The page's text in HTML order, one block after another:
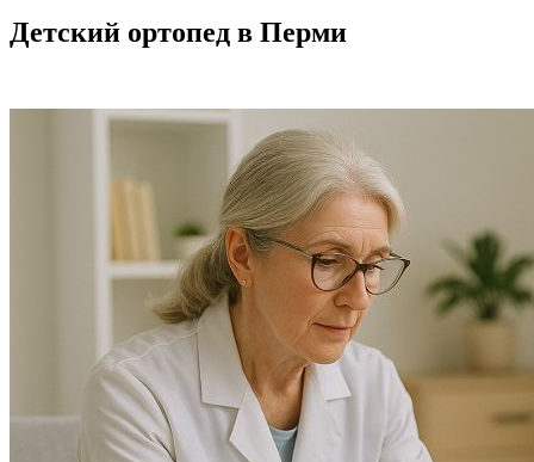
Детский ортопед в Перми